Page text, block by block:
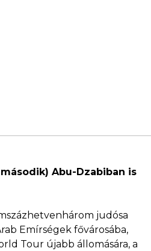
Abu-Dzabiban is
judósa
Emírségek fővárosába,
Tour újabb állomására, a